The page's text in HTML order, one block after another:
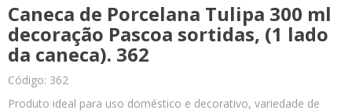
Caneca de Porcelana Tulipa 300 ml
decoração Pascoa sortidas, (1 lado
da caneca). 362
Código: 362
Produto ideal para uso doméstico e decorativo, variedade de